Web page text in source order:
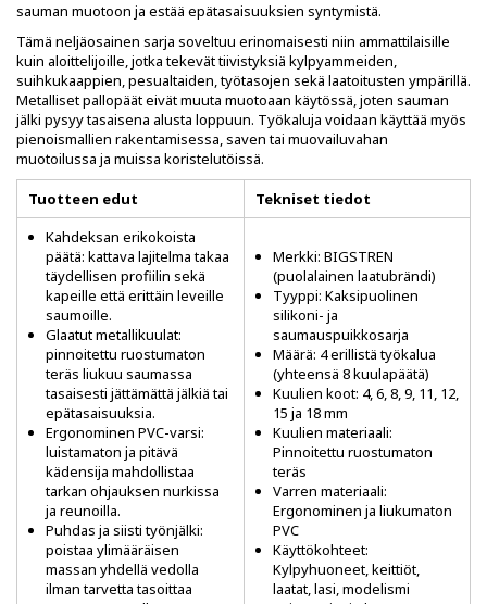
sauman muotoon ja estää epätasaisuuksien syntymistä.
Tämä neljäosainen sarja soveltuu erinomaisesti niin ammattilaisille
kuin aloittelijoille, jotka tekevät tiivistyksiä kylpyammeiden,
suihkukaappien, pesualtaiden, työtasojen sekä laatoitusten ympärillä.
Metalliset pallopäät eivät muuta muotoaan käytössä, joten sauman
jälki pysyy tasaisena alusta loppuun. Työkaluja voidaan käyttää myös
pienoismallien rakentamisessa, saven tai muovailuvahan
muotoilussa ja muissa koristelutöissä.
Tuotteen edut
Tekniset tiedot
Kahdeksan erikokoista
päätä: kattava lajitelma takaa
täydellisen profiilin sekä
kapeille että erittäin leveille
saumoille.
Glaatut metallikuulat:
pinnoitettu ruostumaton
teräs liukuu saumassa
tasaisesti jättämättä jälkiä tai
epätasaisuuksia.
Ergonominen PVC-varsi:
luistamaton ja pitävä
kädensija mahdollistaa
tarkan ohjauksen nurkissa
ja reunoilla.
Puhdas ja siisti työnjälki:
poistaa ylimääräisen
massan yhdellä vedolla
ilman tarvetta tasoittaa
Merkki: BIGSTREN
(puolalainen laatubrändi)
Tyyppi: Kaksipuolinen
silikoni- ja
saumauspuikkosarja
Määrä: 4 erillistä työkalua
(yhteensä 8 kuulapäätä)
Kuulien koot: 4, 6, 8, 9, 11, 12,
15 ja 18 mm
Kuulien materiaali:
Pinnoitettu ruostumaton
teräs
Varren materiaali:
Ergonominen ja liukumaton
PVC
Käyttökohteet:
Kylpyhuoneet, keittiöt,
laatat, lasi, modelismi